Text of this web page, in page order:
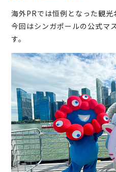
海外PRでは恒例となった観光
今回はシンガポールの公式マ
す。